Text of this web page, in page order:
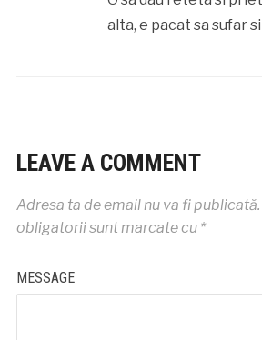
alta, e pacat sa sufar
LEAVE A COMMENT
Adresa ta de email nu va fi publicată.
obligatorii sunt marcate cu *
MESSAGE